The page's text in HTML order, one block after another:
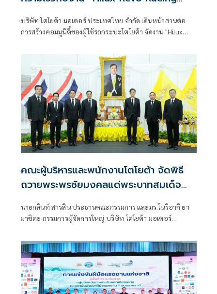
บริษัท โตโยต้า มอเตอร์ ประเทศไทย จำกัด เดินหน้าสานต่อ
การสร้างคอมมูนิตี้ของผู้ใช้รถกระบะโตโยต้า จัดงาน "Hilux
คณะผู้บริหารและพนักงานโตโยต้า จัดพิธี
ถวายพระพรชัยมงคลแด่พระบาทสมเด็จ
พระชนมพรรษา
นายกลินท์ สารสิน ประธานคณะกรรมการ และมร.โนริอากิ ยา
มาชิตะ กรรมการผู้จัดการใหญ่ บริษัท โตโยต้า มอเตอร์